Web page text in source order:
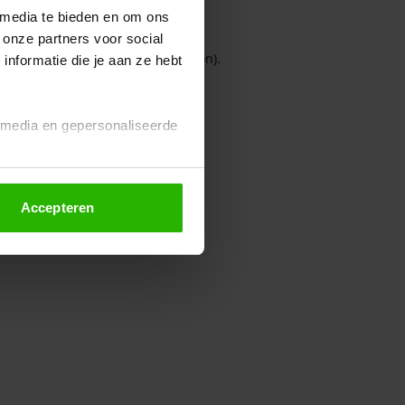
te bieden en om ons
partners voor social
die je aan ze hebt
en gepersonaliseerde
altijd wijzigen of
Accepteren
console for more information).